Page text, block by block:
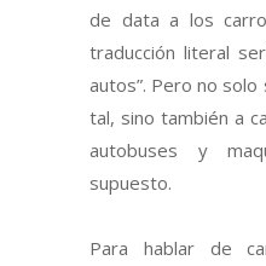
de data a los
traducción literal
autos”. Pero no solo
tal, sino también a
autobuses y
supuesto.
Para hablar de